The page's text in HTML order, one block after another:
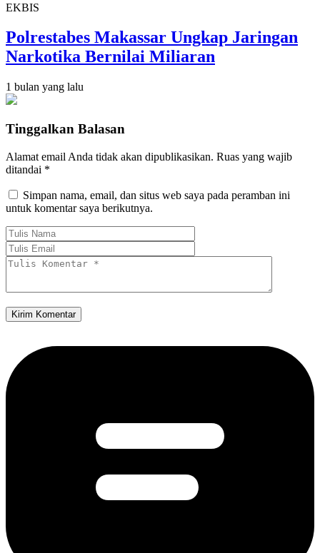
EKBIS
Polrestabes Makassar Ungkap Jaringan
Narkotika Bernilai Miliaran
1 bulan yang lalu
Tinggalkan Balasan
Alamat email Anda tidak akan dipublikasikan. Ruas yang wajib
ditandai *
Simpan nama, email, dan situs web saya pada peramban ini
untuk komentar saya berikutnya.